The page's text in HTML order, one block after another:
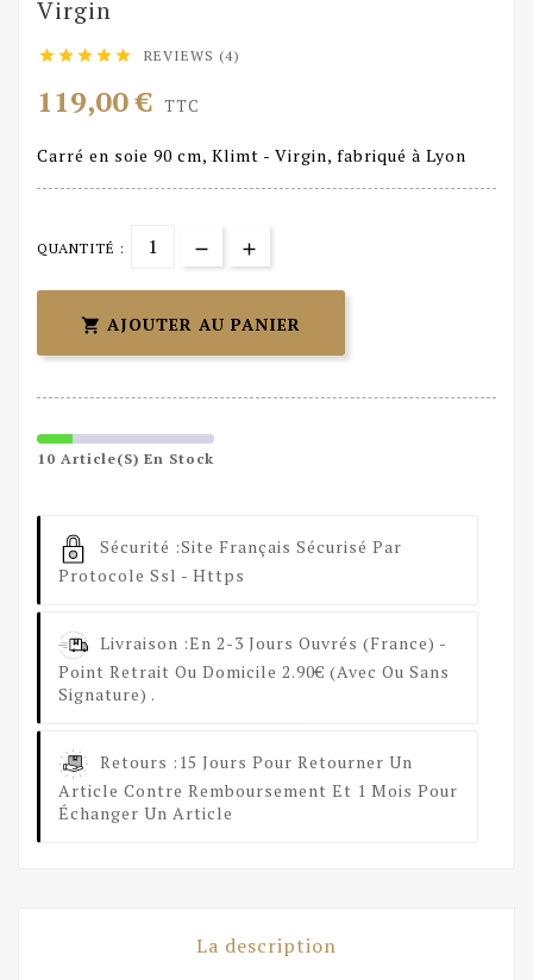
Virgin
     REVIEWS (4)
119,00 € TTC
Carré en soie 90 cm, Klimt - Virgin, fabriqué à Lyon
QUANTITÉ :
 AJOUTER AU PANIER
10 Article(s) En Stock
Sécurité :Site Français Sécurisé Par
Protocole Ssl - Https
Livraison :En 2-3 Jours Ouvrés (France) -
Point Retrait Ou Domicile 2.90€ (avec Ou Sans
Signature) .
Retours : 15 Jours Pour Retourner Un
Article Contre Remboursement Et 1 Mois Pour
Échanger Un Article
La description